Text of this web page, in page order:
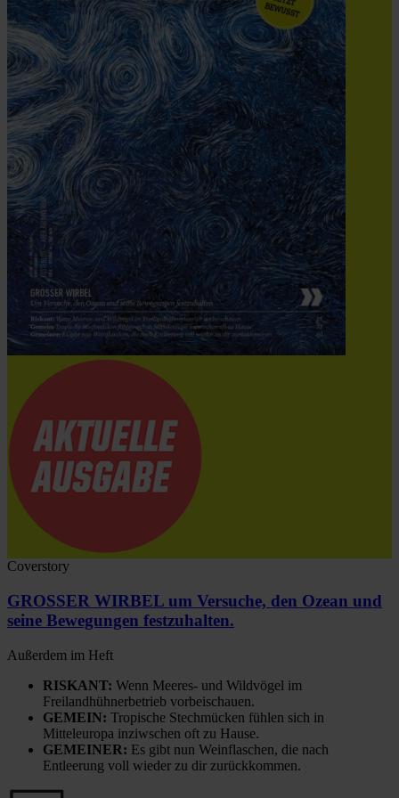
Coverstory
GROSSER WIRBEL um Versuche, den Ozean und
seine Bewegungen festzuhalten.
Außerdem im Heft
RISKANT: Wenn Meeres- und Wildvögel im
Freilandhühnerbetrieb vorbeischauen.
GEMEIN: Tropische Stechmücken fühlen sich in
Mitteleuropa inziwschen oft zu Hause.
GEMEINER: Es gibt nun Weinflaschen, die nach
Entleerung voll wieder zu dir zurückkommen.